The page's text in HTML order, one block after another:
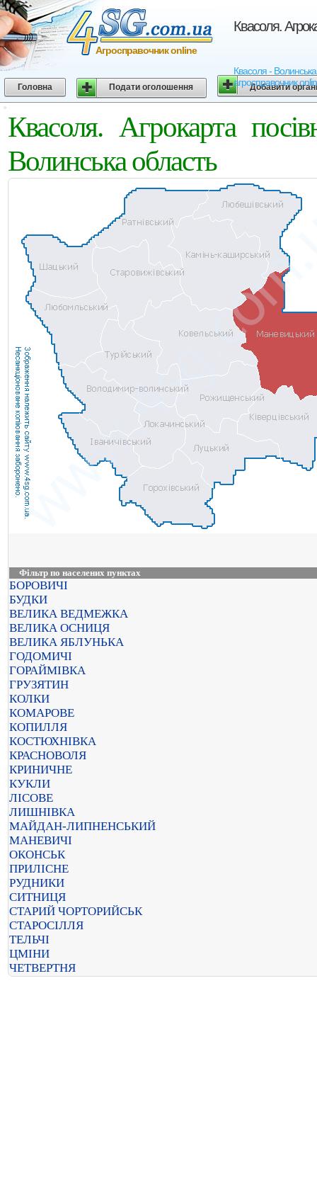
Квасоля.
Квасоля - Волинська
агросправочник
Агросправочник online
Головна Подати оголошення Добавити
Квасоля. Агрокарта
Волинська область
Фільтр по населених пунктах
БОРОВИЧІ
БУДКИ
ВЕЛИКА ВЕДМЕЖКА
ВЕЛИКА ОСНИЦЯ
ВЕЛИКА ЯБЛУНЬКА
ГОДОМИЧІ
ГОРАЙМІВКА
ГРУЗЯТИН
КОЛКИ
КОМАРОВЕ
КОПИЛЛЯ
КОСТЮХНІВКА
КРАСНОВОЛЯ
КРИНИЧНЕ
КУКЛИ
ЛІСОВЕ
ЛИШНІВКА
МАЙДАН-ЛИПНЕНСЬКИЙ
МАНЕВИЧІ
ОКОНСЬК
ПРИЛІСНЕ
РУДНИКИ
СИТНИЦЯ
СТАРИЙ ЧОРТОРИЙСЬК
СТАРОСІЛЛЯ
ТЕЛЬЧІ
ЦМІНИ
ЧЕТВЕРТНЯ